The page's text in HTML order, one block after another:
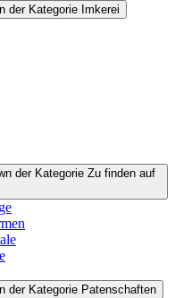
der Kategorie Imkerei
der Kategorie Zu finden auf
der Kategorie Patenschaften